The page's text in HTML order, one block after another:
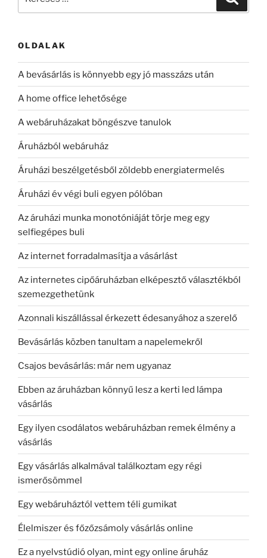
OLDALAK
A bevásárlás is könnyebb egy jó masszázs után
A home office lehetősége
A webáruházakat böngészve tanulok
Áruházból webáruház
Áruházi beszélgetésből zöldebb energiatermelés
Áruházi év végi buli egyen pólóban
Az áruházi munka monotóniáját törje meg egy
selfiegépes buli
Az internet forradalmasítja a vásárlást
Az internetes cipőáruházban elképesztő választékból
szemezgethetünk
Azonnali kiszállással érkezett édesanyához a szerelő
Bevásárlás közben tanultam a napelemekről
Csajos bevásárlás: már nem ugyanaz
Ebben az áruházban könnyű lesz a kerti led lámpa
vásárlás
Egy ilyen csodálatos webáruházban remek élmény a
vásárlás
Egy vásárlás alkalmával találkoztam egy régi
ismerősömmel
Egy webáruháztól vettem téli gumikat
Élelmiszer és főzőzsámoly vásárlás online
Ez a nyelvstúdió olyan, mint egy online áruház